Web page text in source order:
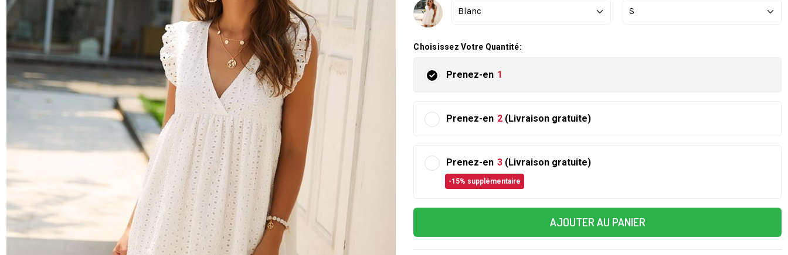
Choisissez Votre Quantité:
Prenez-en 1
Prenez-en 2 (Livraison gratuite)
Prenez-en 3 (Livraison gratuite)
-15% supplémentaire
AJOUTER AU PANIER